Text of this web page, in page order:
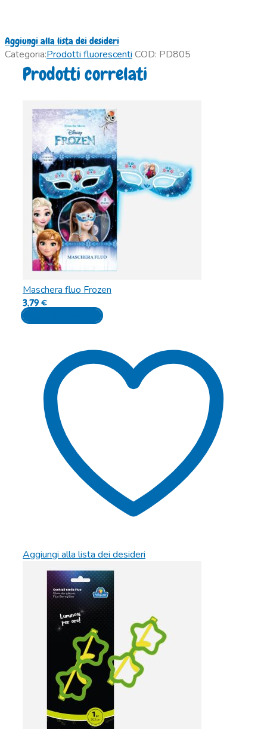
Aggiungi alla lista dei desideri
Categoria:Prodotti fluorescenti COD: PD805
Prodotti correlati
Maschera fluo Frozen
3,79€
Aggiungi al carrello
Aggiungi alla lista dei desideri